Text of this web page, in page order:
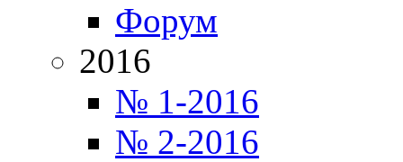
Форум
2016
№ 1-2016
№ 2-2016